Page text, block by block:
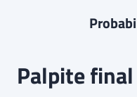
Palpite final